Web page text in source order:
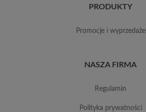
PRODUKTY
promocje i wyprzedaże
NASZA FIRMA
regulamin
polityka prywatności